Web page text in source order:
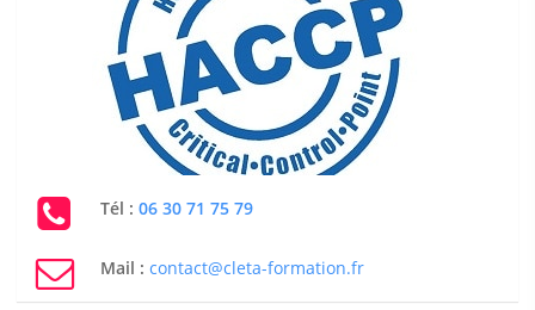
Tél : 06 30 71 75 79
Mail : contact@cleta-formation.fr